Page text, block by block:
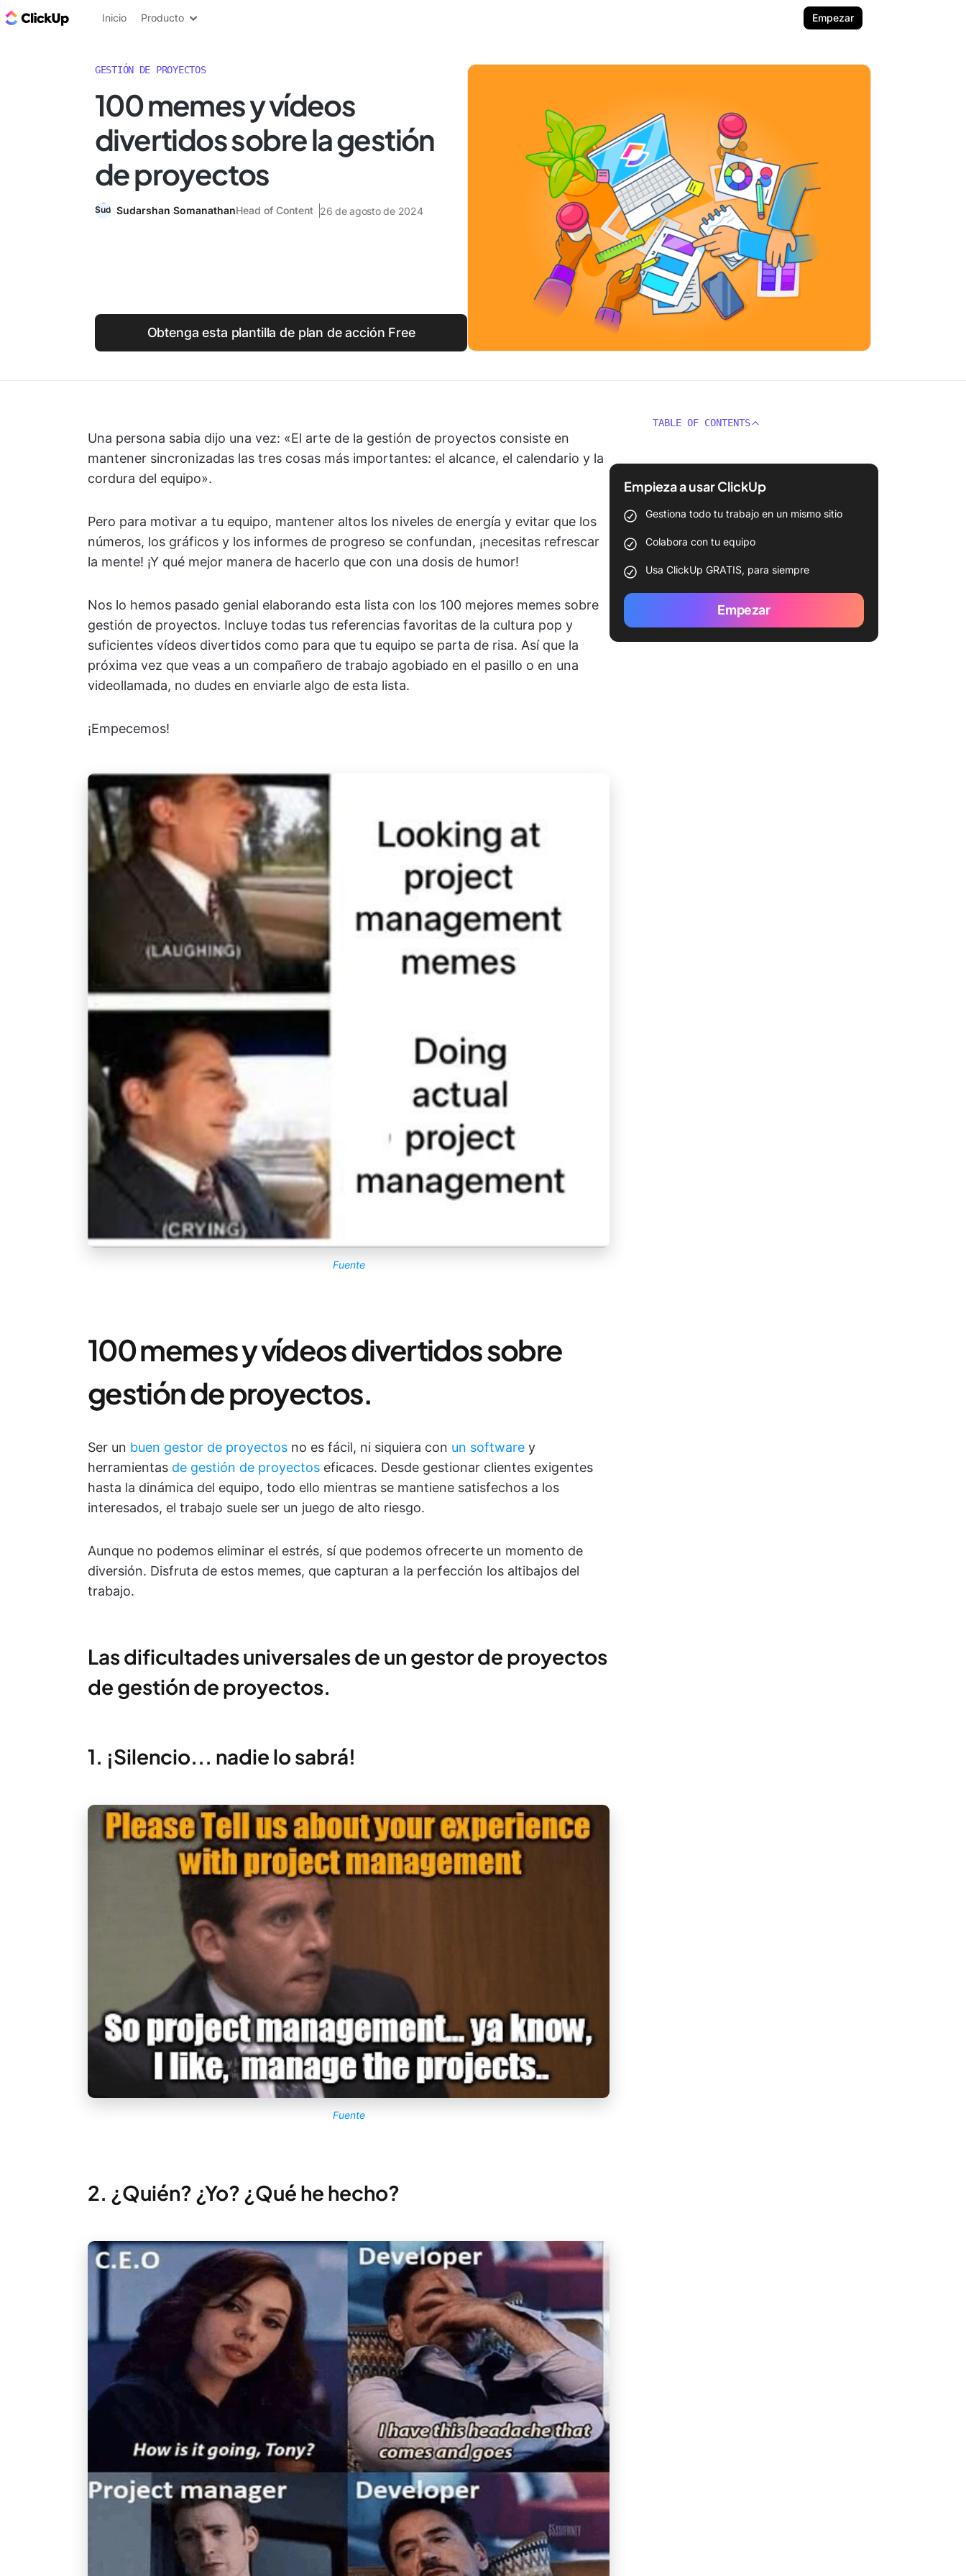
ClickUp Blog
Inicio Producto Empezar
GESTIÓN DE PROYECTOS
100 memes y vídeos
divertidos sobre la gestión
de proyectos
Sudarshan SomanathanHead of Content 26 de agosto de 2024
Obtenga esta plantilla de plan de acción Free
Una persona sabia dijo una vez: «El arte de la gestión de proyectos consiste en
mantener sincronizadas las tres cosas más importantes: el alcance, el calendario y la
cordura del equipo».
Pero para motivar a tu equipo, mantener altos los niveles de energía y evitar que los
números, los gráficos y los informes de progreso se confundan, ¡necesitas refrescar
la mente! ¡Y qué mejor manera de hacerlo que con una dosis de humor!
Nos lo hemos pasado genial elaborando esta lista con los 100 mejores memes sobre
gestión de proyectos. Incluye todas tus referencias favoritas de la cultura pop y
suficientes vídeos divertidos como para que tu equipo se parta de risa. Así que la
próxima vez que veas a un compañero de trabajo agobiado en el pasillo o en una
videollamada, no dudes en enviarle algo de esta lista.
¡Empecemos!
Fuente
100 memes y vídeos divertidos sobre
gestión de proyectos.
Ser un buen gestor de proyectos no es fácil, ni siquiera con un software y
herramientas de gestión de proyectos eficaces. Desde gestionar clientes exigentes
hasta la dinámica del equipo, todo ello mientras se mantiene satisfechos a los
interesados, el trabajo suele ser un juego de alto riesgo.
Aunque no podemos eliminar el estrés, sí que podemos ofrecerte un momento de
diversión. Disfruta de estos memes, que capturan a la perfección los altibajos del
trabajo.
Las dificultades universales de un gestor de proyectos
de gestión de proyectos.
1. ¡Silencio... nadie lo sabrá!
Fuente
2. ¿Quién? ¿Yo? ¿Qué he hecho?
TABLE OF CONTENTS
Empieza a usar ClickUp
Gestiona todo tu trabajo en un mismo sitio
Colabora con tu equipo
Usa ClickUp GRATIS, para siempre
Empezar